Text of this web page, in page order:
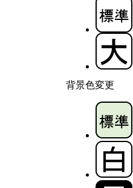
背景色変更